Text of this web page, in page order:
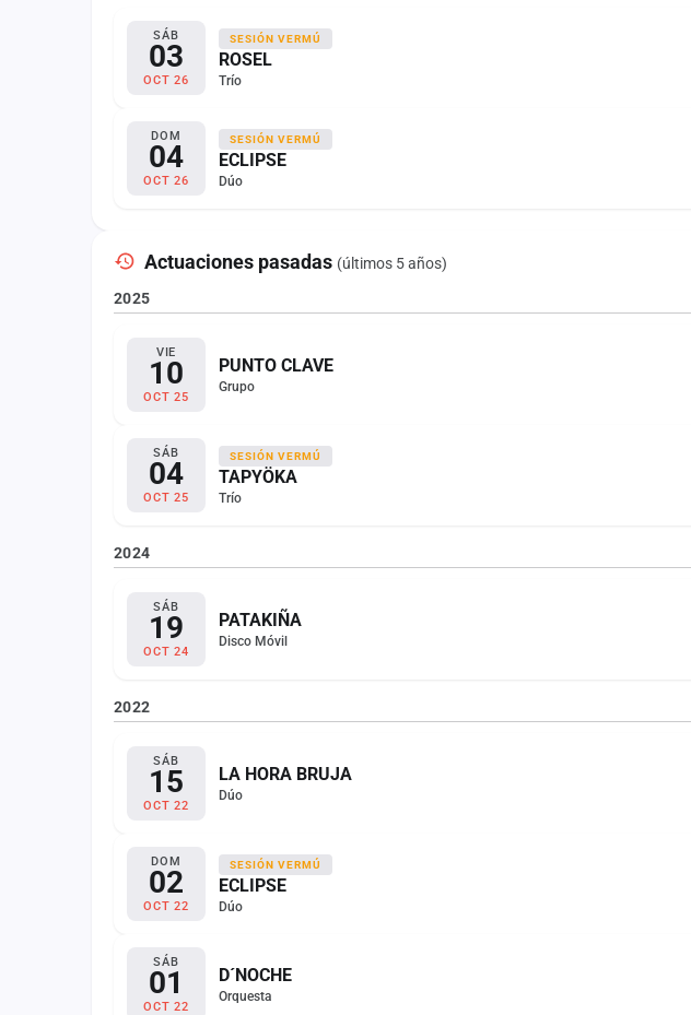
SÁB
03
OCT 26
SESIÓN VERMÚ
ROSEL
Trío
DOM
04
OCT 26
SESIÓN VERMÚ
ECLIPSE
Dúo
Actuaciones pasadas (últimos 5 años)
2025
VIE
10
OCT 25
PUNTO CLAVE
Grupo
SÁB
04
OCT 25
SESIÓN VERMÚ
TAPYÖKA
Trío
2024
SÁB
19
OCT 24
PATAKIÑA
Disco Móvil
2022
SÁB
15
OCT 22
LA HORA BRUJA
Dúo
DOM
02
OCT 22
SESIÓN VERMÚ
ECLIPSE
Dúo
SÁB
01
OCT 22
D´NOCHE
Orquesta